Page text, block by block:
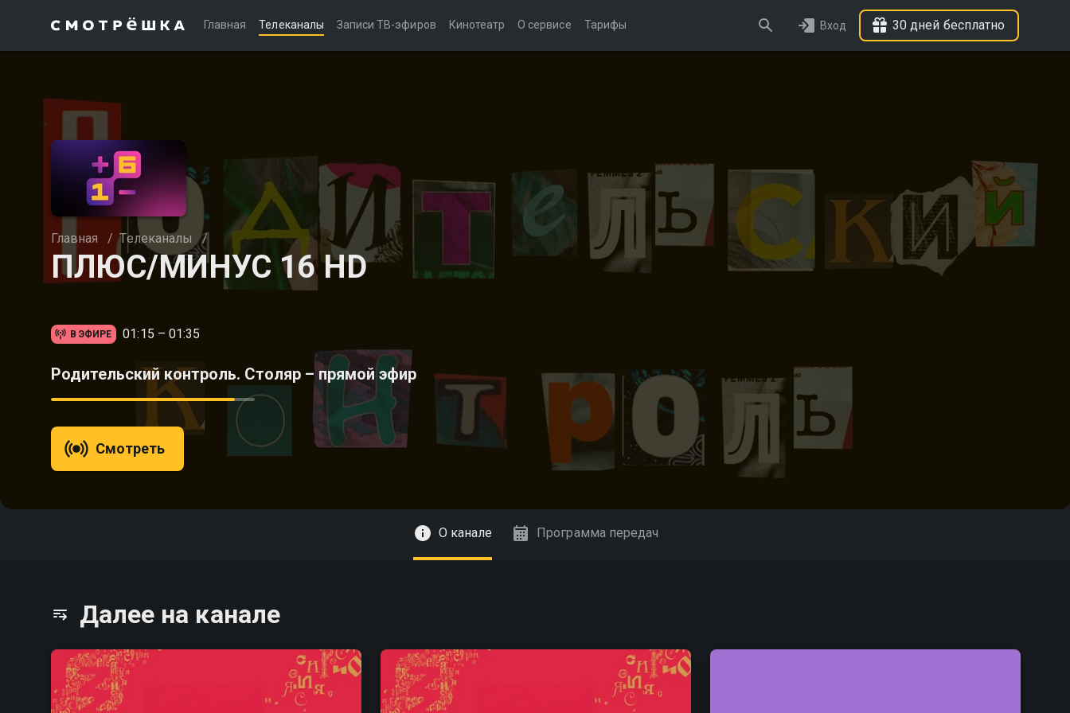
Главная Телеканалы Записи ТВ-эфиров Кинотеатр О сервисе Тарифы Вход 30 дней бесплатно
Главная / Телеканалы /
ПЛЮС/МИНУС 16 HD
В ЭФИРЕ 01:15 – 01:35
Родительский контроль. Столяр – прямой эфир
Смотреть
О канале Программа передач
Далее на канале